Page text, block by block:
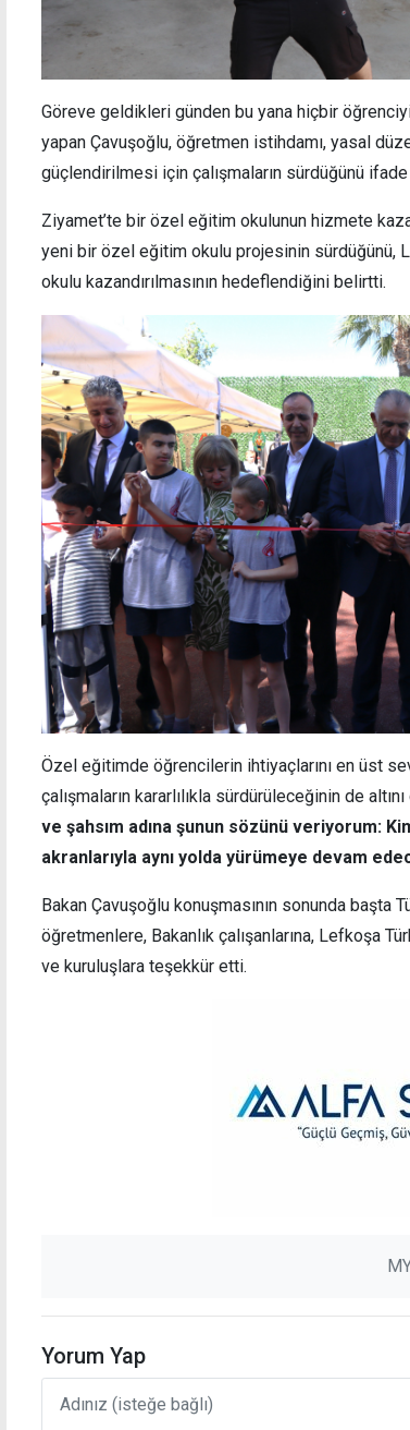
Göreve geldikleri günden bu yana hiçbir
yapan Çavuşoğlu, öğretmen istihdamı, yasal
güçlendirilmesi için çalışmaların sürdüğünü
Ziyamet’te bir özel eğitim okulunun hizmete
yeni bir özel eğitim okulu projesinin sürdüğünü,
okulu kazandırılmasının hedeflendiğini belirtti.
Özel eğitimde öğrencilerin ihtiyaçlarını en üst
çalışmaların kararlılıkla sürdürüleceğinin de
ve şahsım adına şunun sözünü veriyorum:
akranlarıyla aynı yolda yürümeye devam
Bakan Çavuşoğlu konuşmasının sonunda
öğretmenlere, Bakanlık çalışanlarına, Lefkoşa
ve kuruluşlara teşekkür etti.
Yorum Yap